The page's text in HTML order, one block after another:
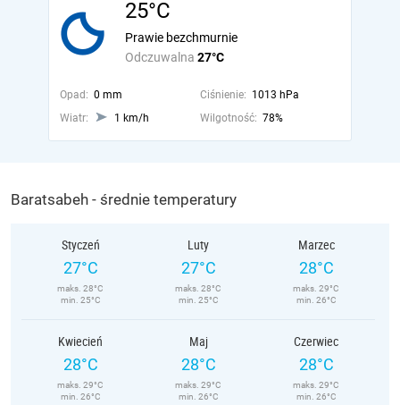
25°C
Odczuwalna 27°C
Prawie bezchmurnie
Opad: 0 mm Ciśnienie: 1013 hPa
Wiatr:
1 km/h Wilgotność: 78%
Baratsabeh - średnie temperatury
Styczeń
27°C
maks. 28°C
min. 25°C
Luty
27°C
maks. 28°C
min. 25°C
Marzec
28°C
maks. 29°C
min. 26°C
Kwiecień
28°C
maks. 29°C
min. 26°C
Maj
28°C
maks. 29°C
min. 26°C
Czerwiec
28°C
maks. 29°C
min. 26°C